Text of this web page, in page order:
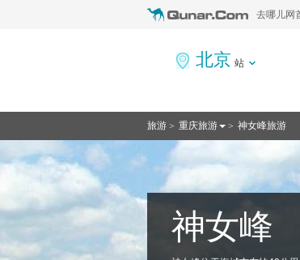
去哪儿网
北京 站
旅游 > 重庆旅游 > 神女峰旅游
神女峰